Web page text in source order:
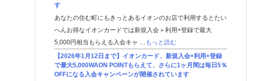
す
あなたの住む町にもきっとあるイオンのお店で利用するとたい
へんお得なイオンカードでは新規入会＋利用+登録で最大
5,000円相当もらえる入会キャ …
もっと読む
【2026年1月12日まで】イオンカード、新規入会+利用+登録
で最大5,000WAON POINTもらえて、さらに1ヶ月間は毎日5％
OFFになる入会キャンペーンが開催されています